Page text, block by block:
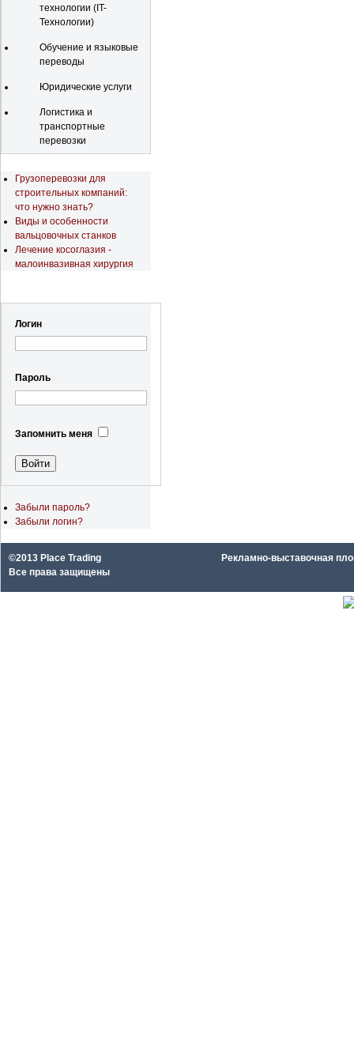
технологии (IT-
Технологии)
Обучение и языковые
переводы
Юридические услуги
Логистика и
транспортные
перевозки
Грузоперевозки для
строительных компаний:
что нужно знать?
Виды и особенности
вальцовочных станков
Лечение косоглазия -
малоинвазивная хирургия
Логин
Пароль
Запомнить меня
Забыли пароль?
Забыли логин?
©2013 Place Trading
Все права защищены
Рекламно-выставочная